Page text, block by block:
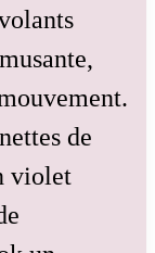
de
violet